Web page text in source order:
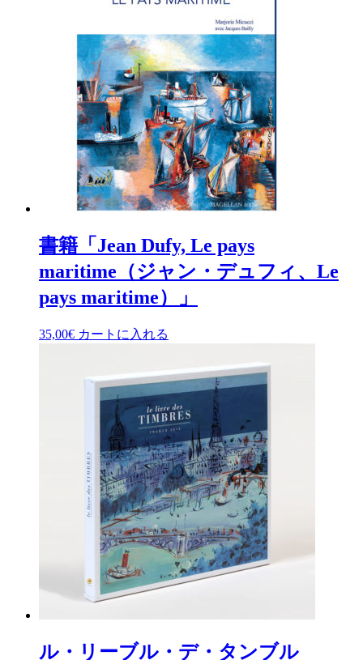
書籍「Jean Dufy, Le pays
maritime（ジャン・デュフィ、Le
pays maritime）」
35,00€ カートに入れる
ル・リーブル・デ・タンブル